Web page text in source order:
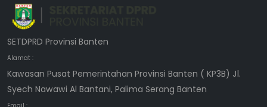
SETDPRD Provinsi Banten
Alamat :
Kawasan Pusat Pemerintahan Provinsi Banten ( KP3B) Jl.
Syech Nawawi Al Bantani, Palima Serang Banten